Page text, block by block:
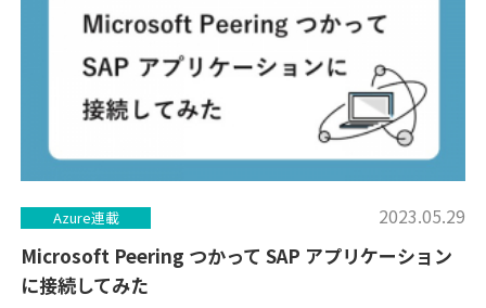
Azure連載 2023.05.29
Microsoft Peering つかって SAP アプリケーション
に接続してみた